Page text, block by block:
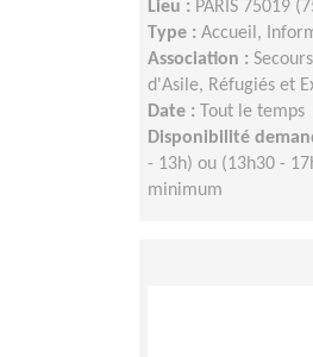
Lieu : PARIS 75019
Type : Accueil,
Association :
d'Asile, Réfugiés et
Date : Tout le temps
Disponibilité
- 13h) ou (13h30 -
minimum